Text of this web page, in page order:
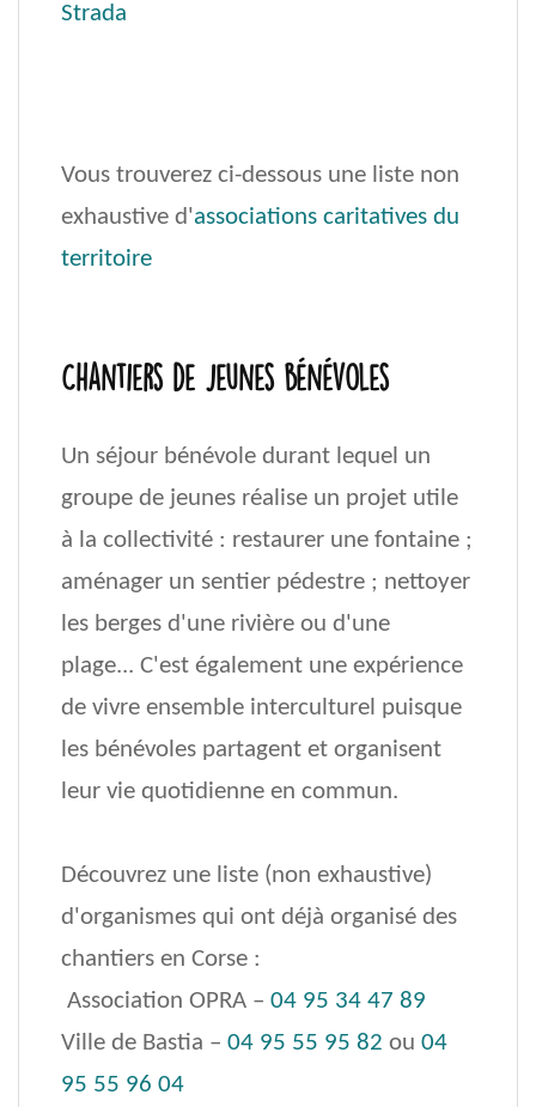
Strada
Vous trouverez ci-dessous une liste non
exhaustive d'associations caritatives du
territoire
Chantiers de jeunes bénévoles
Un séjour bénévole durant lequel un
groupe de jeunes réalise un projet utile
à la collectivité : restaurer une fontaine ;
aménager un sentier pédestre ; nettoyer
les berges d'une rivière ou d'une
plage... C'est également une expérience
de vivre ensemble interculturel puisque
les bénévoles partagent et organisent
leur vie quotidienne en commun.
Découvrez une liste (non exhaustive)
d'organismes qui ont déjà organisé des
chantiers en Corse :
Association OPRA – 04 95 34 47 89
Ville de Bastia – 04 95 55 95 82 ou 04
95 55 96 04